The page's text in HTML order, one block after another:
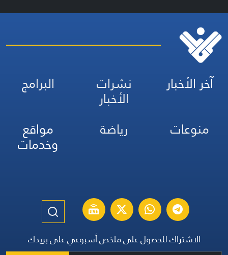
آخر الأخبار نشرات
الأخبار
البرامج
منوعات
رياضة مواقع
وخدمات
الاشتراك للحصول على ملخص أسبوعي على بريدك